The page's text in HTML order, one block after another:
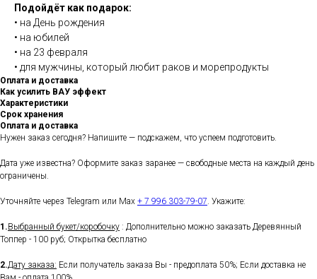
Подойдёт как подарок:
• на День рождения
• на юбилей
• на 23 февраля
• для мужчины, который любит раков и морепродукты
Оплата и доставка
Как усилить ВАУ эффект
Характеристики
Срок хранения
Оплата и доставка
Нужен заказ сегодня? Напишите — подскажем, что успеем подготовить.
Дата уже известна? Оформите заказ заранее — свободные места на каждый день
ограничены.
Уточняйте через Telegram или Max + 7 996 303-79-07. Укажите:
1.Выбранный букет/коробочку : Дополнительно можно заказать Деревянный
Топпер - 100 руб; Открытка бесплатно
2.Дату заказа: Если получатель заказа Вы - предоплата 50%; Если доставка не